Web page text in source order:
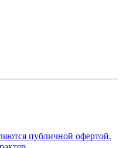
публичной офертой.